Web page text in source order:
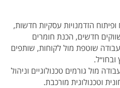
הזדמנויות עסקיות חדשות,
חדשים, הכנת חומרים
עבודה שוטפת מול לקוחות, שותפים
מול גורמים טכנולוגיים וניהול
וטכנולוגית מורכבת.